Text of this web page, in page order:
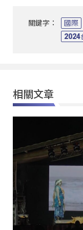
關鍵字： 國際
2024
相關文章